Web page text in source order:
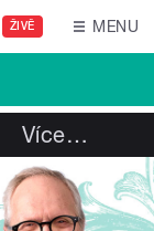
ŽIVĚ MENU
Více…